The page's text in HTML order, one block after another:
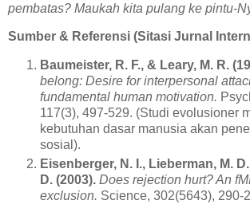
pembatas? Maukah kita pulang ke pintu-
Sumber & Referensi (Sitasi Jurnal
Baumeister, R. F., & Leary, M. R.
belong: Desire for interpersonal
fundamental human motivation.
117(3), 497-529. (Studi evolusioner
kebutuhan dasar manusia akan
sosial).
Eisenberger, N. I., Lieberman, M.
D. (2003). Does rejection hurt? An
exclusion. Science, 302(5643), 290-